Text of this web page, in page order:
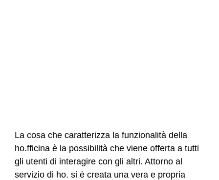
La cosa che caratterizza la funzionalità della
ho.fficina è la possibilità che viene offerta a tutti
gli utenti di interagire con gli altri. Attorno al
servizio di ho. si è creata una vera e propria